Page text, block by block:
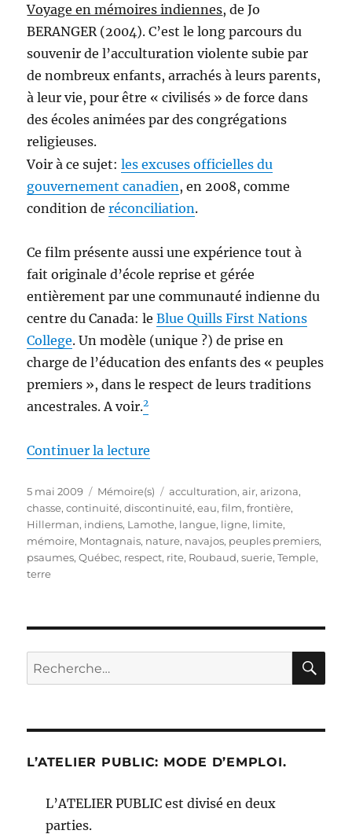
Voyage en mémoires indiennes, de Jo
BERANGER (2004). C’est le long parcours du
souvenir de l’acculturation violente subie par
de nombreux enfants, arrachés à leurs parents,
à leur vie, pour être « civilisés » de force dans
des écoles animées par des congrégations
religieuses.
Voir à ce sujet:les excuses officielles du
gouvernement canadien, en 2008, comme
condition deréconciliation.
Ce film présente aussi une expérience tout à
fait originale d’école reprise et gérée
entièrement par une communauté indienne du
centre du Canada: leBlue Quills First Nations
College. Un modèle (unique ?) de prise en
charge de l’éducation des enfants des « peuples
premiers », dans le respect de leurs traditions
ancestrales. A voir.2
Continuer la lecture
Publié
le
5 mai 2009 Catégories
Mémoire(s) Étiquettes
acculturation,air,arizona,
chasse,continuité,discontinuité,eau,film,frontière,
Hillerman, indiens, Lamothe, langue, ligne, limite,
mémoire, Montagnais, nature, navajos, peuples premiers,
psaumes,Québec, respect, rite, Roubaud,suerie,Temple,
terre
Recherche
pour :
L’ATELIER PUBLIC: MODE D’EMPLOI.
L’ATELIER PUBLIC est divisé en deux
parties.